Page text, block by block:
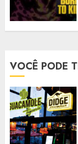
VOCÊ PODE